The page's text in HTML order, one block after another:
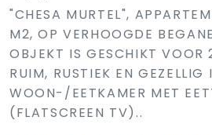
"CHESA MURTEL",
M2, OP VERHOOGDE
OBJEKT IS GESCHIKT VOOR
RUIM, RUSTIEK EN GEZELLIG
WOON-/EETKAMER MET
(FLATSCREEN TV)..